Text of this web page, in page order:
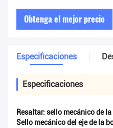
Obtenga el mejor precio
Especificaciones
Especificaciones
Resaltar: sello mecánico de
Sello mecánico del eje de la